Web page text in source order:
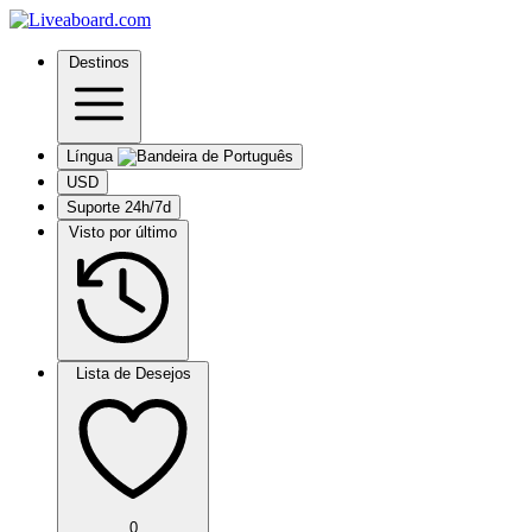
Destinos
Língua
USD
Suporte 24h/7d
Visto por último
Lista de Desejos
0